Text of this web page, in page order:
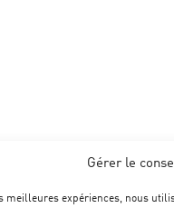
Gérer le
meilleures expériences, nous